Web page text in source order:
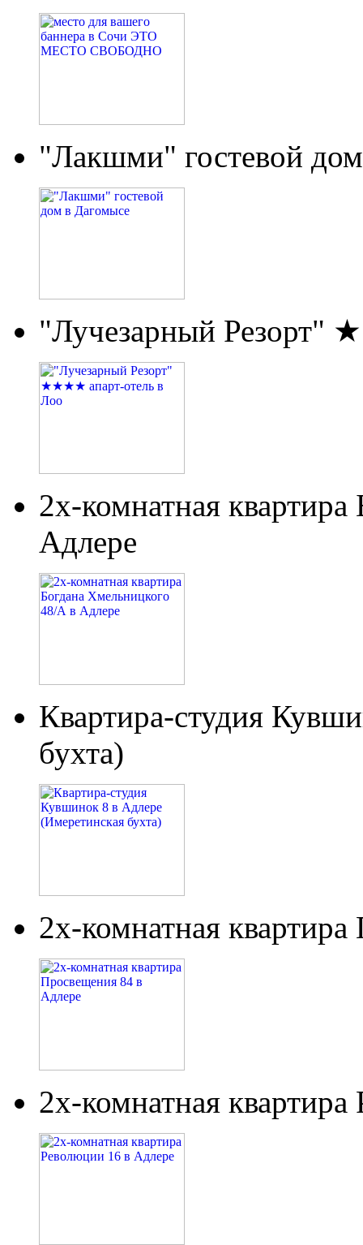
"Лакшми" гостевой
"Лучезарный Резорт"
2х-комнатная
Адлере
Квартира-студия
бухта)
2х-комнатная
2х-комнатная